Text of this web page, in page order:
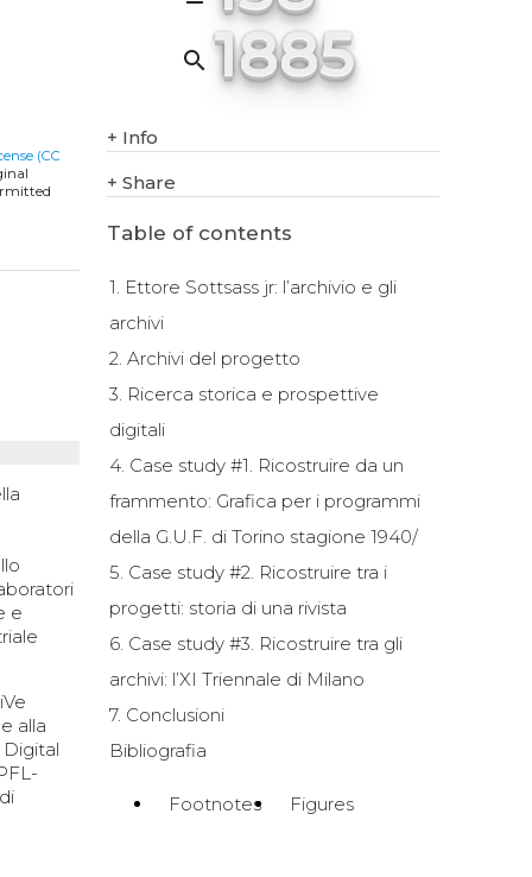
(CC
e
alla
search 1885
+ Info
+ Share
Table of contents
1. Ettore Sottsass jr: l’archivio e gli
archivi
2. Archivi del progetto
3. Ricerca storica e prospettive
digitali
4. Case study #1. Ricostruire da un
frammento: Grafica per i programmi
della G.U.F. di Torino stagione 1940/
5. Case study #2. Ricostruire tra i
progetti: storia di una rivista
6. Case study #3. Ricostruire tra gli
archivi: l’XI Triennale di Milano
7. Conclusioni
Bibliografia
Footnotes Figures